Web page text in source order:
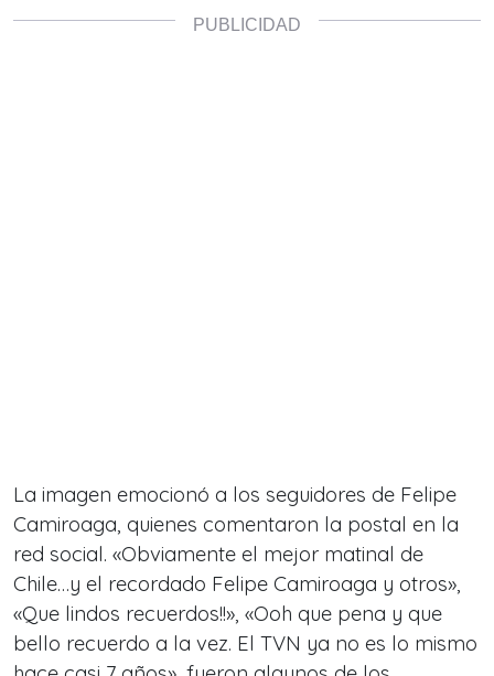
La imagen emocionó a los seguidores de Felipe
Camiroaga, quienes comentaron la postal en la
red social. «Obviamente el mejor matinal de
Chile…y el recordado Felipe Camiroaga y otros»,
«Que lindos recuerdos!!», «Ooh que pena y que
bello recuerdo a la vez. El TVN ya no es lo mismo